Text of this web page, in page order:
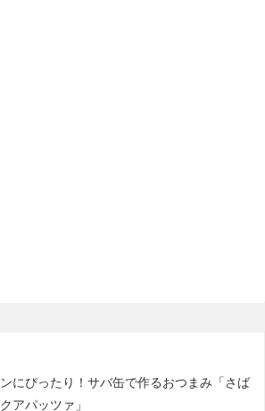
にぴったり！サバ缶で作るおつまみ「さば
アパッツァ」